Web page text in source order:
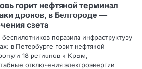
горит нефтяной терминал
дронов, в Белгороде —
света
поразила инфраструктуру
в Петербурге горит нефтяной
18 регионов и Крым,
отключения электроэнергии